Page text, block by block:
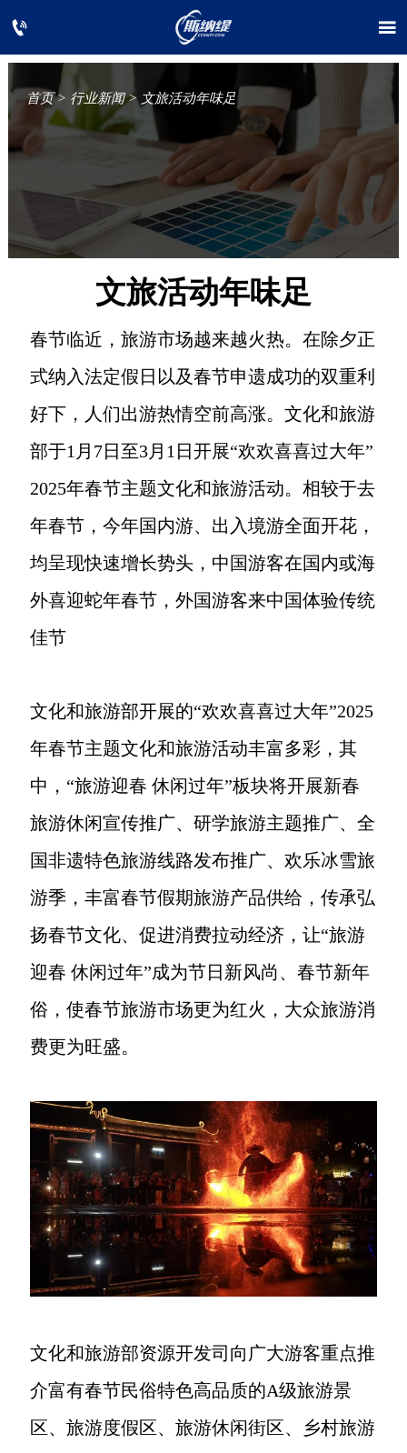
 
首页> 行业新闻> 文旅活动年味足
文旅活动年味足
春节临近，旅游市场越来越火热。在除夕正
式纳入法定假日以及春节申遗成功的双重利
好下，人们出游热情空前高涨。文化和旅游
部于1月7日至3月1日开展“欢欢喜喜过大年”
2025年春节主题文化和旅游活动。相较于去
年春节，今年国内游、出入境游全面开花，
均呈现快速增长势头，中国游客在国内或海
外喜迎蛇年春节，外国游客来中国体验传统
佳节
文化和旅游部开展的“欢欢喜喜过大年”2025
年春节主题文化和旅游活动丰富多彩，其
中，“旅游迎春 休闲过年”板块将开展新春
旅游休闲宣传推广、研学旅游主题推广、全
国非遗特色旅游线路发布推广、欢乐冰雪旅
游季，丰富春节假期旅游产品供给，传承弘
扬春节文化、促进消费拉动经济，让“旅游
迎春 休闲过年”成为节日新风尚、春节新年
俗，使春节旅游市场更为红火，大众旅游消
费更为旺盛。
文化和旅游部资源开发司向广大游客重点推
介富有春节民俗特色高品质的A级旅游景
区、旅游度假区、旅游休闲街区、乡村旅游